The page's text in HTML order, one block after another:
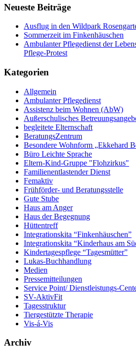
Neueste Beiträge
Ausflug in den Wildpark
Sommerzeit im Finkenhäuschen
Ambulanter Pflegedienst der
Pflege-Protest
Kategorien
Allgemein
Ambulanter Pflegedienst
Assistenz beim Wohnen (AbW)
Außerschulisches
begleitete Elternschaft
BeratungsZentrum
Besondere Wohnform „Ekkehard
Büro Leichte Sprache
Eltern-Kind-Gruppe "Flohzirkus"
Familienentlastender Dienst
Femaktiv
Frühförder- und Beratungsstelle
Gute Stube
Haus am Anger
Haus der Begegnung
Hüttentreff
Integrationskita “Finkenhäuschen”
Integrationskita “Kinderhaus am
Kindertagespflege “Tagesmütter”
Lukas-Buchhandlung
Medien
Pressemitteilungen
Service Point/ Dienstleistungs-
SV-AktivFit
Tagesstruktur
Tiergestützte Therapie
Vis-á-Vis
Archiv